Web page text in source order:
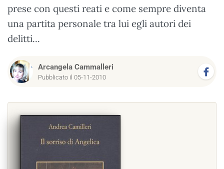
prese con questi reati e come sempre diventa
una partita personale tra lui egli autori dei
delitti...
Arcangela Cammalleri
Pubblicato il 05-11-2010